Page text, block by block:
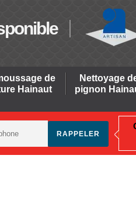
de
Hainaut
Nettoyage
pignon